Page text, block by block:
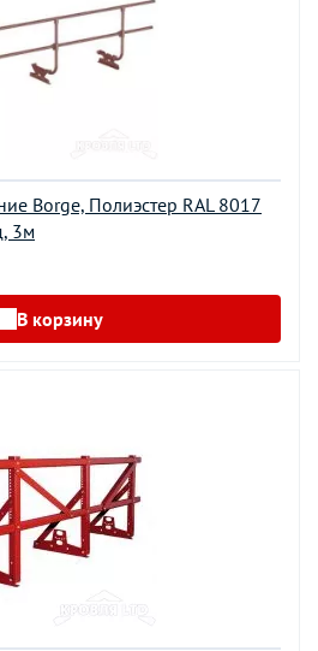
Borge, Полиэстер RAL 8017
3м
В корзину